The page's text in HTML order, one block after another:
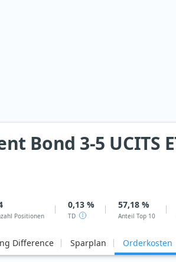
Bond 3-5 UCITS
Positionen
0,13 %
TD
57,18 %
Anteil Top 10
Difference Sparplan Orderkosten